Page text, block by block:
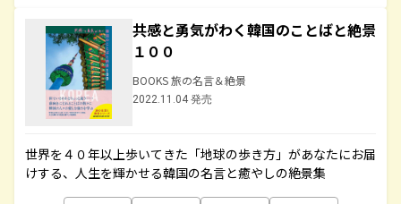
共感と勇気がわく韓国のことばと絶景
１００
BOOKS 旅の名言＆絶景
2022.11.04 発売
世界を４０年以上歩いてきた「地球の歩き方」があなたにお届
けする、人生を輝かせる韓国の名言と癒やしの絶景集